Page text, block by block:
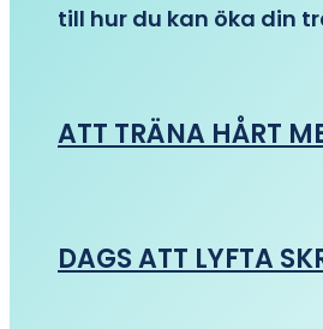
till hur du kan öka din
ATT TRÄNA HÅRT
DAGS ATT LYFTA